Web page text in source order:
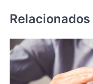
Relacionados